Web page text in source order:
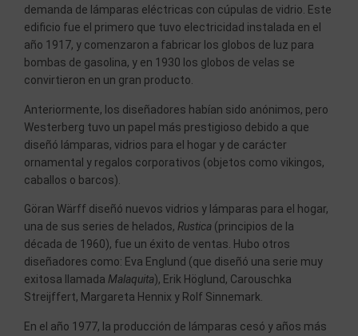
demanda de lámparas eléctricas con cúpulas de vidrio. Este
edificio fue el primero que tuvo electricidad instalada en el
año 1917, y comenzaron a fabricar los globos de luz para
bombas de gasolina, y en 1930 los globos de velas se
convirtieron en un gran producto.
Anteriormente, los diseñadores habían sido anónimos, pero
Westerberg tuvo un papel más prestigioso debido a que
diseñó lámparas, vidrios para el hogar y de carácter
ornamental y regalos corporativos (objetos como vikingos,
caballos o barcos).
Göran Wärff diseñó nuevos vidrios y lámparas para el hogar,
una de sus series de helados, Rustica (principios de la
década de 1960), fue un éxito de ventas. Hubo otros
diseñadores como: Eva Englund (que diseñó una serie muy
exitosa llamada Malaquita), Erik Höglund, Carouschka
Streijffert, Margareta Hennix y Rolf Sinnemark.
En el año 1977, la producción de lámparas cesó y años más